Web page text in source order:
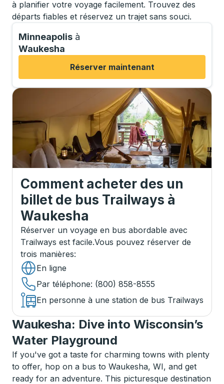
à planifier votre voyage facilement. Trouvez des
départs fiables et réservez un trajet sans souci.
Minneapolis à
Waukesha
Réserver maintenant
Comment acheter des un
billet de bus Trailways à
Waukesha
Réserver un voyage en bus abordable avec
Trailways est facile.Vous pouvez réserver de
trois manières:
En ligne
Par téléphone: (800) 858-8555
En personne à une station de bus Trailways
Waukesha: Dive into Wisconsin’s
Water Playground
If you've got a taste for charming towns with plenty
to offer, hop on a bus to Waukesha, WI, and get
ready for an adventure. This picturesque destination